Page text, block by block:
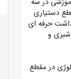
مقطع دستیاری
حرفه ای
و
در مقطع